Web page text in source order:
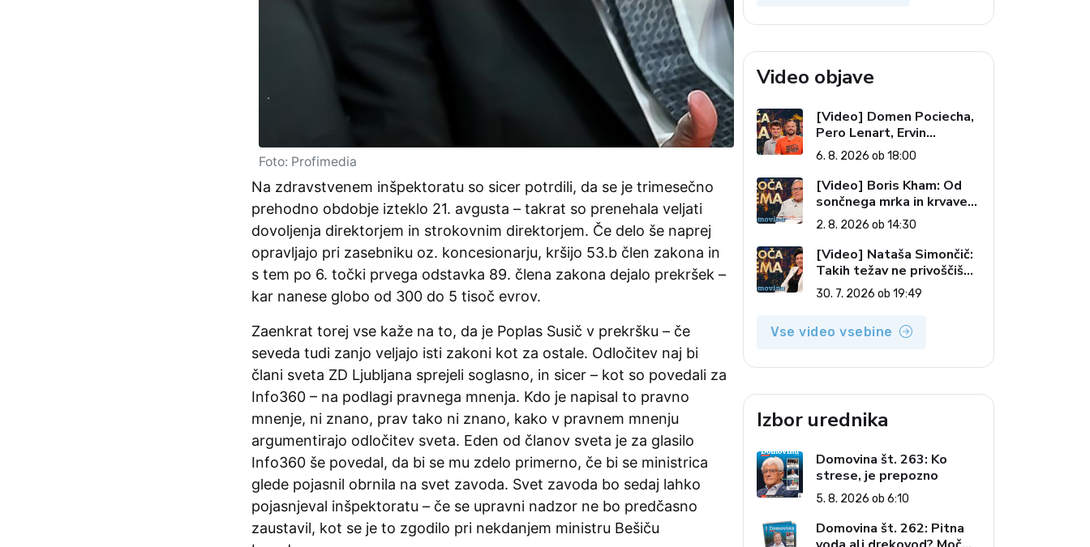
Foto: Profimedia
Na zdravstvenem inšpektoratu so sicer potrdili, da se je trimesečno
prehodno obdobje izteklo 21. avgusta – takrat so prenehala veljati
dovoljenja direktorjem in strokovnim direktorjem. Če delo še naprej
opravljajo pri zasebniku oz. koncesionarju, kršijo 53.b člen zakona in
s tem po 6. točki prvega odstavka 89. člena zakona dejalo prekršek –
kar nanese globo od 300 do 5 tisoč evrov.
Zaenkrat torej vse kaže na to, da je Poplas Susič v prekršku – če
seveda tudi zanjo veljajo isti zakoni kot za ostale. Odločitev naj bi
člani sveta ZD Ljubljana sprejeli soglasno, in sicer – kot so povedali za
Info360 – na podlagi pravnega mnenja. Kdo je napisal to pravno
mnenje, ni znano, prav tako ni znano, kako v pravnem mnenju
argumentirajo odločitev sveta. Eden od članov sveta je za glasilo
Info360 še povedal, da bi se mu zdelo primerno, če bi se ministrica
glede pojasnil obrnila na svet zavoda. Svet zavoda bo sedaj lahko
pojasnjeval inšpektoratu – če se upravni nadzor ne bo predčasno
zaustavil, kot se je to zgodilo pri nekdanjem ministru Bešiču
Video objave
[Video] Domen Pociecha,
Pero Lenart, Ervin
Kostanjšek: Šport
specialcev (Vroča tema, 6.
8. 2026)
6. 8. 2026 ob 18:00
[Video] Boris Kham: Od
sončnega mrka in krvave
lune do slovenskih
pečatov v vesolju (Vroča
tema, 2. 8. 2026)
2. 8. 2026 ob 14:30
[Video] Nataša Simončič:
Takih težav ne privoščiš
nikomur (Vroča tema, 30.
7. 2026)
30. 7. 2026 ob 19:49
Vse video vsebine
Izbor urednika
Domovina št. 263: Ko
strese, je prepozno
5. 8. 2026 ob 6:10
Domovina št. 262: Pitna